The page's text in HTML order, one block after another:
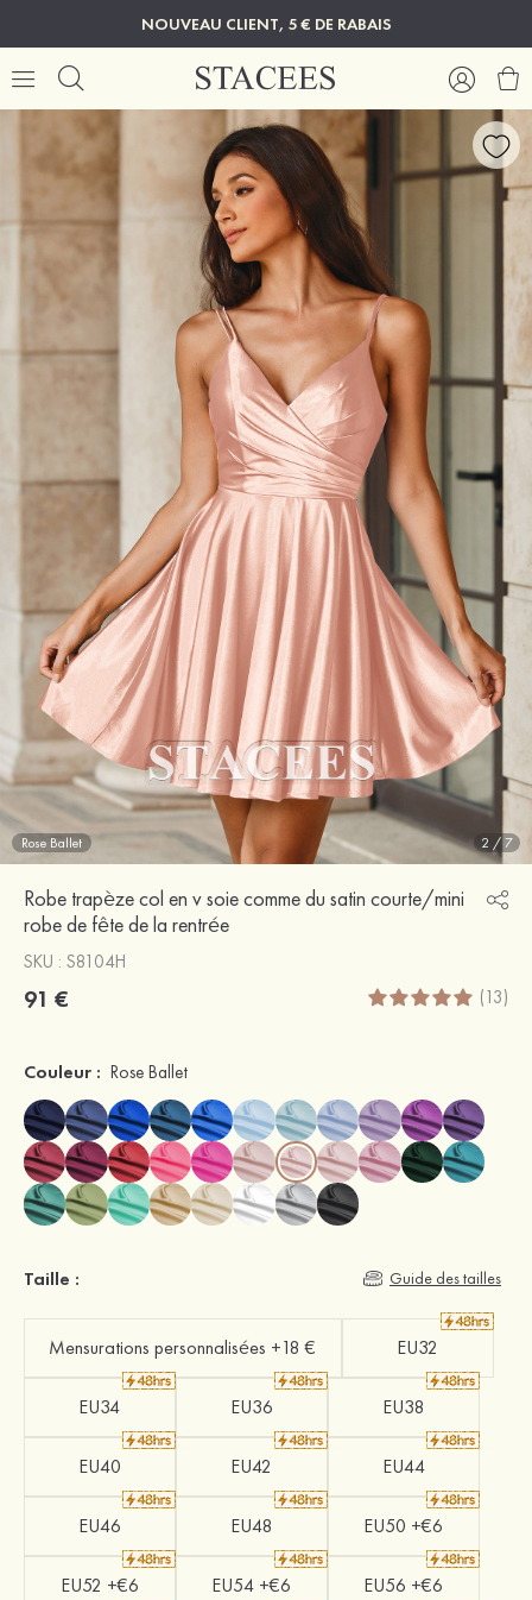
NOUVEAU CLIENT, 5 € DE RABAIS
Rose Ballet 2 / 7
Robe trapèze col en v soie comme du satin courte/mini
robe de fête de la rentrée
SKU : S8104H
91 € (13)
Couleur : Rose Ballet
Taille : Guide des tailles
Mensurations personnalisées +18 € EU32
EU34 EU36 EU38
EU40 EU42 EU44
EU46 EU48 EU50 +€6
EU52 +€6 EU54 +€6 EU56 +€6